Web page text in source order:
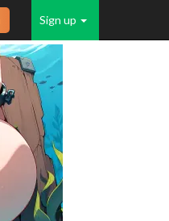
Sign up